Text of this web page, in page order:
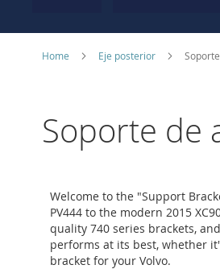
Home Eje posterior
Soporte de
Welcome to the "Support
PV444 to the modern 2015
quality 740 series brackets,
performs at its best, whether
bracket for your Volvo.